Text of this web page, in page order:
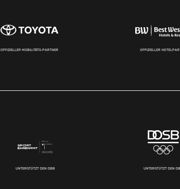
OFFIZIELLER MOBILITÄTS-PARTNER OFFIZIELLER
UNTERSTÜTZT DEN DBB UNTERSTÜTZT DEN